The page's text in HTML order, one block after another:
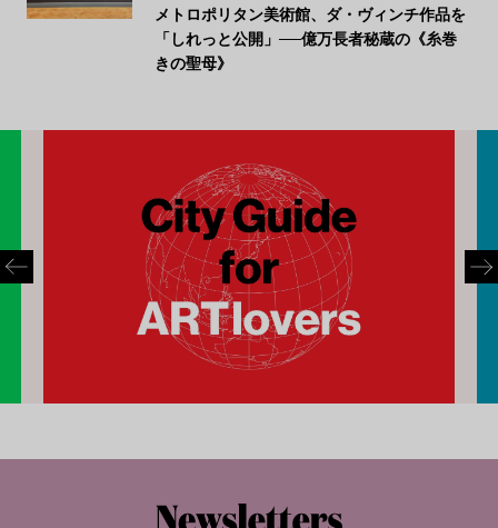
メトロポリタン美術館、ダ・ヴィンチ作品を
「しれっと公開」──億万長者秘蔵の《糸巻
きの聖母》